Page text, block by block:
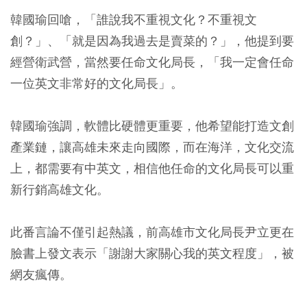
韓國瑜回嗆，「誰說我不重視文化？不重視文
創？」、「就是因為我過去是賣菜的？」，他提到要
經營衛武營，當然要任命文化局長，「我一定會任命
一位英文非常好的文化局長」。
韓國瑜強調，軟體比硬體更重要，他希望能打造文創
產業鏈，讓高雄未來走向國際，而在海洋，文化交流
上，都需要有中英文，相信他任命的文化局長可以重
新行銷高雄文化。
此番言論不僅引起熱議，前高雄市文化局長尹立更在
臉書上發文表示「謝謝大家關心我的英文程度」，被
網友瘋傳。